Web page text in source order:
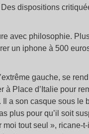
dispositions
avec philosophie.
un iphone à 500
gauche, se
à Place d’Italie pour
a son casque sous le
plus pour qu’il soit
tout seul », ricane-t-